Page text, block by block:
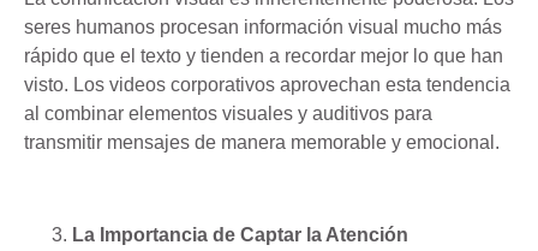
seres humanos procesan información visual mucho más
rápido que el texto y tienden a recordar mejor lo que han
visto. Los videos corporativos aprovechan esta tendencia
al combinar elementos visuales y auditivos para
transmitir mensajes de manera memorable y emocional.
La Importancia de Captar la Atención